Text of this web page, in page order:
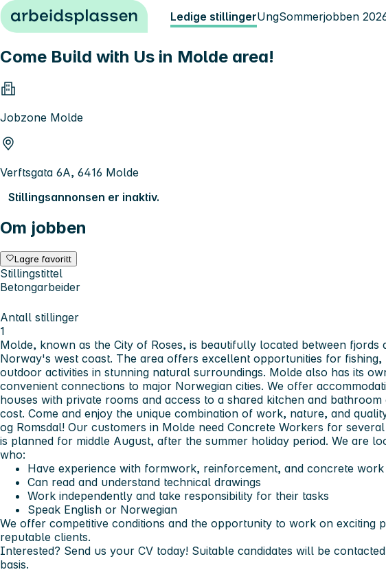
Hopp til innhold Ledige stillingerUngSommerjobben
Come Build with Us in Molde area!
Jobzone Molde
Verftsgata 6A, 6416 Molde
Stillingsannonsen er inaktiv.
Om jobben
Lagre favoritt
Stillingstittel
Betongarbeider
Antall stillinger
1
Molde, known as the City of Roses, is beautifully located between fjords
Norway's west coast. The area offers excellent opportunities for fishing,
outdoor activities in stunning natural surroundings. Molde also has its
convenient connections to major Norwegian cities. We offer
houses with private rooms and access to a shared kitchen and
cost. Come and enjoy the unique combination of work, nature, and
og Romsdal! Our customers in Molde need Concrete Workers for
is planned for middle August, after the summer holiday period. We are
who:
Have experience with formwork, reinforcement, and concrete work
Can read and understand technical drawings
Work independently and take responsibility for their tasks
Speak English or Norwegian
We offer competitive conditions and the opportunity to work on exciting
reputable clients.
Interested? Send us your CV today! Suitable candidates will be
basis.